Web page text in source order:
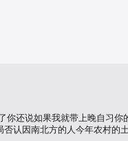
你还说如果我就带上晚自习你
认因南北方的人今年农村的